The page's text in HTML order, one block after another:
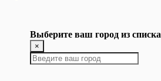
Выберите ваш город из списка
×